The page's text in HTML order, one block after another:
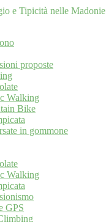
e Tipicità nelle Madonie
proposte
Walking
Bike
in gommone
Walking
GPS